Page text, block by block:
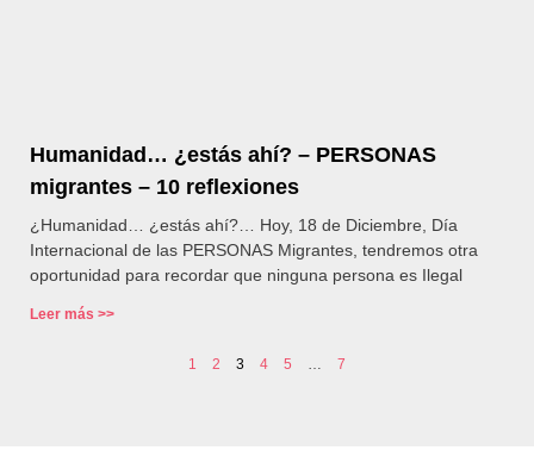
Humanidad… ¿estás ahí? – PERSONAS
migrantes – 10 reflexiones
¿Humanidad… ¿estás ahí?… Hoy, 18 de Diciembre, Día
Internacional de las PERSONAS Migrantes, tendremos otra
oportunidad para recordar que ninguna persona es Ilegal
Leer más >>
1 2 3 4 5 … 7